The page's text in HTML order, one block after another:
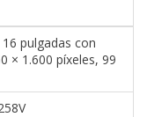
pulgadas con
× 1.600 píxeles, 99